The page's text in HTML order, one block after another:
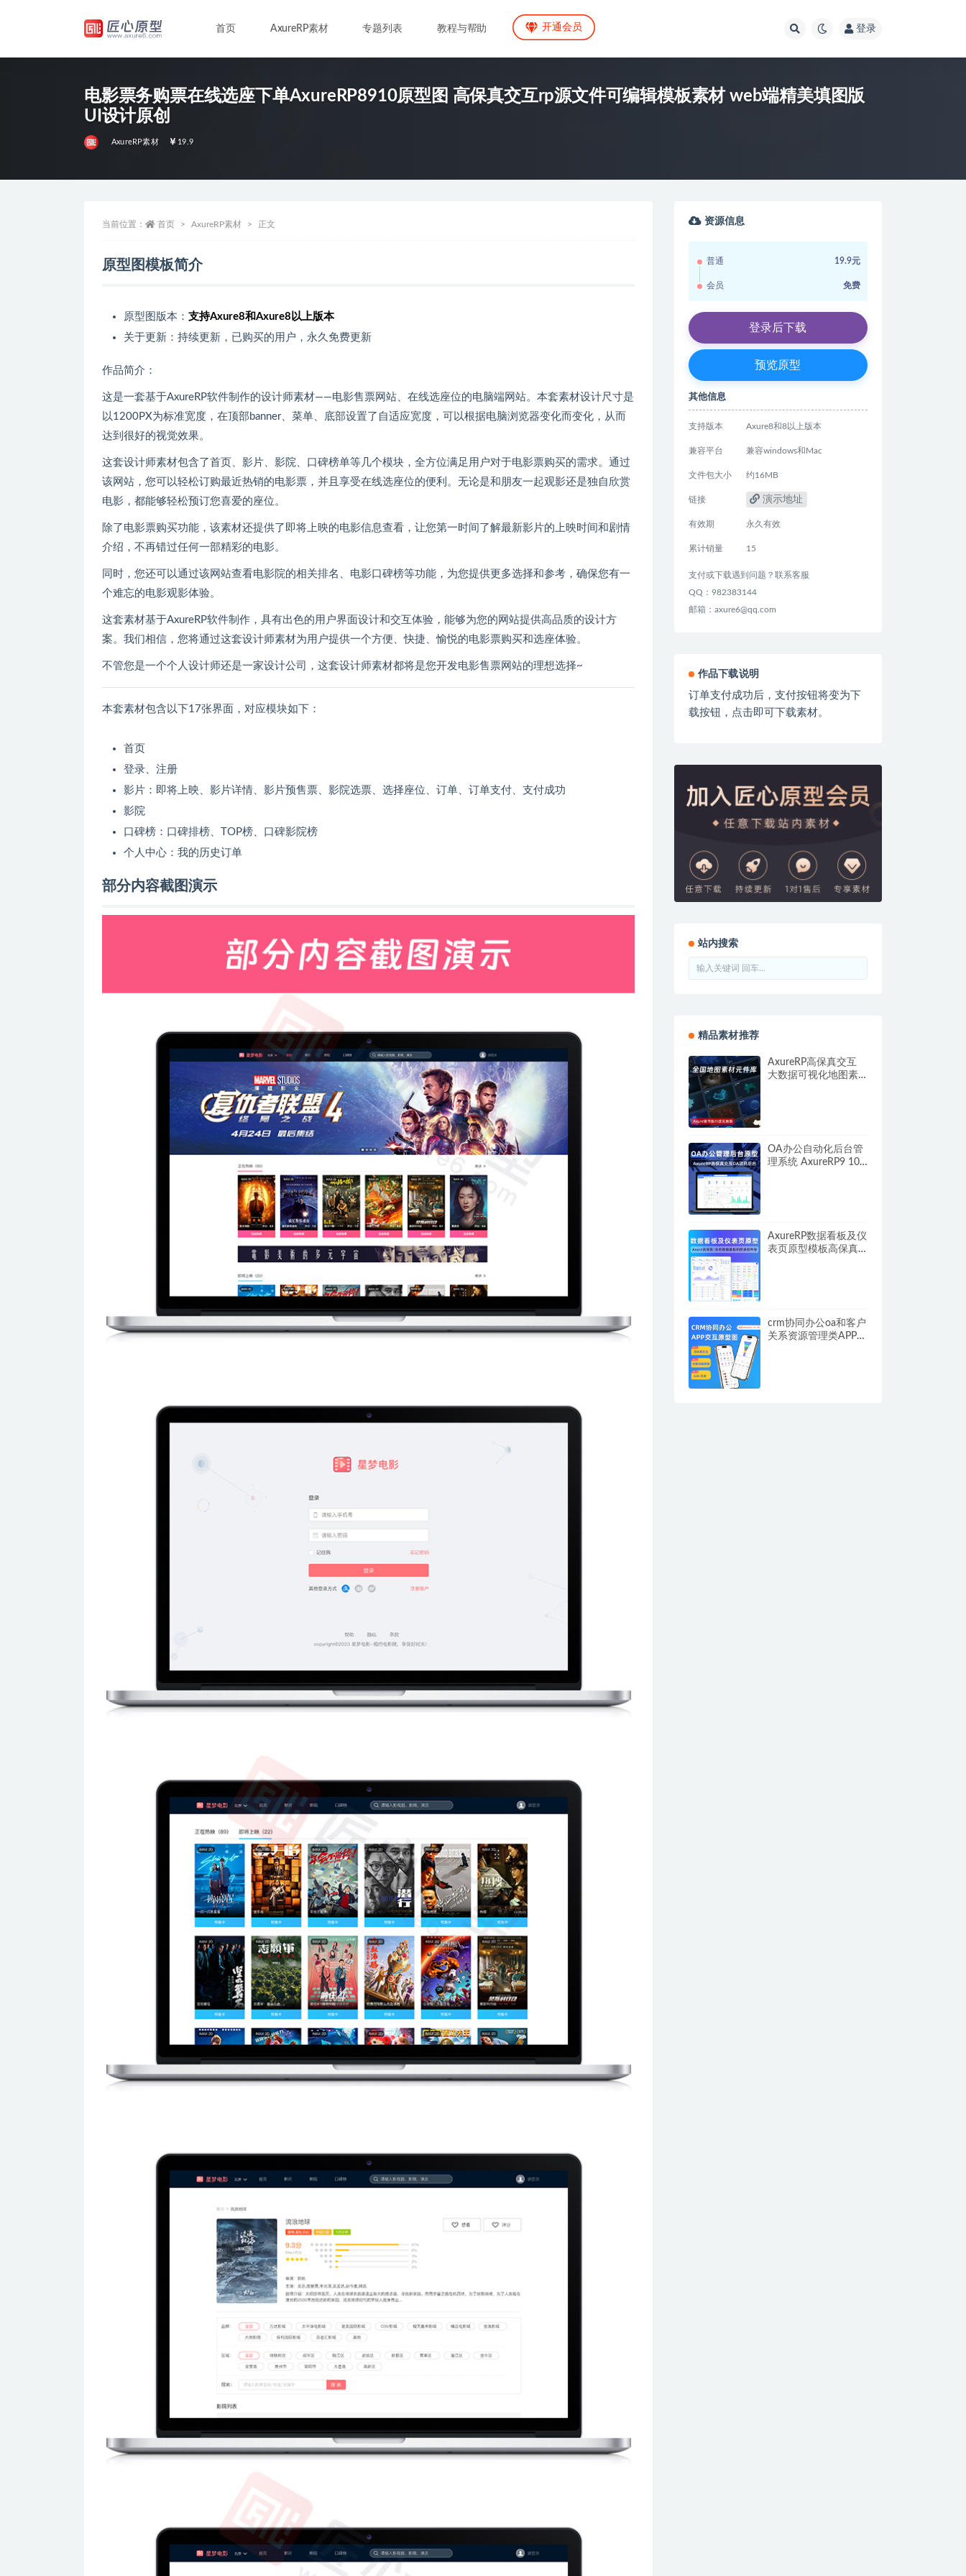
首页 AxureRP素材 专题列表 教程与帮助 开通会员 登录
电影票务购票在线选座下单AxureRP8910原型图 高保真交互rp源文件可编辑模板素材 web端精美填图版
UI设计原创
AxureRP素材 19.9
当前位置： 首页 AxureRP素材 正文
原型图模板简介
原型图版本： 支持Axure8和Axure8以上版本
关于更新：持续更新，已购买的用户，永久免费更新
作品简介：
这是一套基于AxureRP软件制作的设计师素材——电影售票网站、在线选座位的电脑端网站。本套素材设计尺寸是
以1200PX为标准宽度，在顶部banner、菜单、底部设置了自适应宽度，可以根据电脑浏览器变化而变化，从而
达到很好的视觉效果。
这套设计师素材包含了首页、影片、影院、口碑榜单等几个模块，全方位满足用户对于电影票购买的需求。通过
该网站，您可以轻松订购最近热销的电影票，并且享受在线选座位的便利。无论是和朋友一起观影还是独自欣赏
电影，都能够轻松预订您喜爱的座位。
除了电影票购买功能，该素材还提供了即将上映的电影信息查看，让您第一时间了解最新影片的上映时间和剧情
介绍，不再错过任何一部精彩的电影。
同时，您还可以通过该网站查看电影院的相关排名、电影口碑榜等功能，为您提供更多选择和参考，确保您有一
个难忘的电影观影体验。
这套素材基于AxureRP软件制作，具有出色的用户界面设计和交互体验，能够为您的网站提供高品质的设计方
案。我们相信，您将通过这套设计师素材为用户提供一个方便、快捷、愉悦的电影票购买和选座体验。
不管您是一个个人设计师还是一家设计公司，这套设计师素材都将是您开发电影售票网站的理想选择~
本套素材包含以下17张界面，对应模块如下：
首页
登录、注册
影片：即将上映、影片详情、影片预售票、影院选票、选择座位、订单、订单支付、支付成功
影院
口碑榜：口碑排榜、TOP榜、口碑影院榜
个人中心：我的历史订单
部分内容截图演示
资源信息
普通 19.9元
会员 免费
登录后下载
预览原型
其他信息
支持版本 Axure8和8以上版本
兼容平台 兼容windows和Mac
文件包大小 约16MB
链接 演示地址
有效期 永久有效
累计销量 15
支付或下载遇到问题？联系客服
QQ：982383144
邮箱：axure6@qq.com
作品下载说明
订单支付成功后，支付按钮将变为下
载按钮，点击即可下载素材。
站内搜索
精品素材推荐
AxureRP高保真交互
大数据可视化地图素
OA办公自动化后台管
理系统 AxureRP9 10
AxureRP数据看板及仪
表页原型模板高保真
crm协同办公oa和客户
关系资源管理类APP移